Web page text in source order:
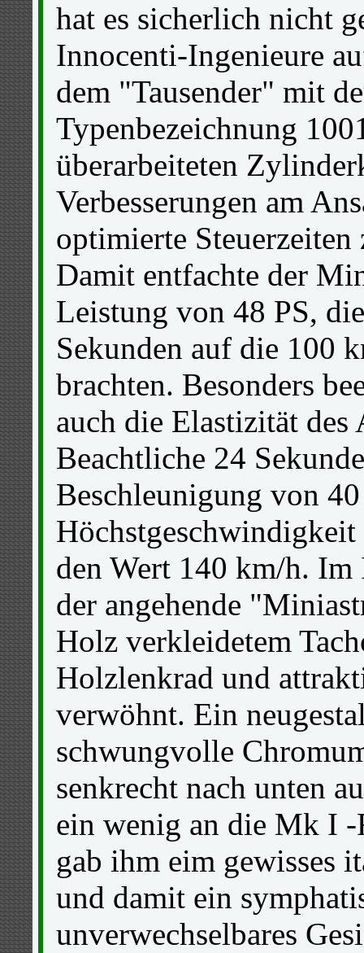
hat es sicherlich nicht
Innocenti-Ingenieure
dem "Tausender" mit
Typenbezeichnung
überarbeiteten
Verbesserungen am
optimierte Steuerzeiten
Damit entfachte der
Leistung von 48 PS,
Sekunden auf die 100
brachten. Besonders
auch die Elastizität des
Beachtliche 24
Beschleunigung von
Höchstgeschwindigkeit
den Wert 140 km/h. Im
der angehende
Holz verkleidetem
Holzlenkrad und
verwöhnt. Ein
schwungvolle
senkrecht nach unten
ein wenig an die Mk I
gab ihm eim gewisses
und damit ein
unverwechselbares